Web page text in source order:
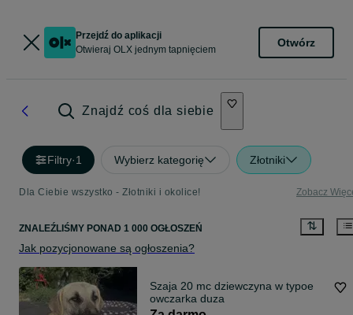
Przejdź do aplikacji
Otwieraj OLX jednym tapnięciem
Otwórz
Znajdź coś dla siebie
Filtry·1 Wybierz kategorię Złotniki
Dla Ciebie wszystko - Złotniki i okolice! Zobacz
ZNALEŹLIŚMY PONAD 1 000 OGŁOSZEŃ
Jak pozycjonowane są ogłoszenia?
Szaja 20 mc dziewczyna w typoe
owczarka duza